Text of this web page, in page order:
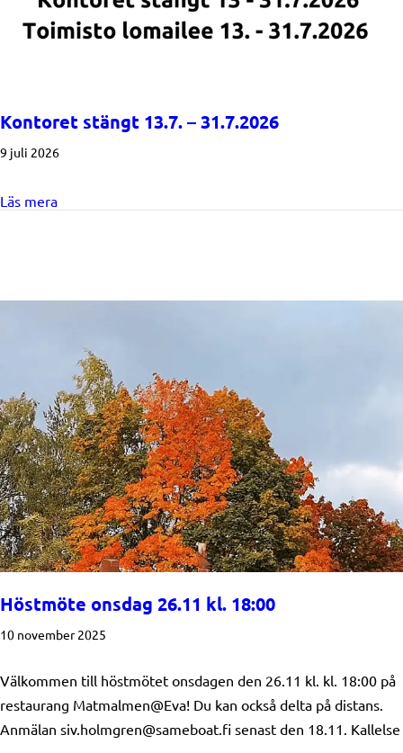
Kontoret stängt 13.7. – 31.7.2026
9 juli 2026
Läs meraabout Kontoret stängt 13.7. – 31.7.2026
Höstmöte onsdag 26.11 kl. 18:00
10 november 2025
Välkommen till höstmötet onsdagen den 26.11 kl. kl. 18:00 på
restaurang Matmalmen@Eva! Du kan också delta på distans.
Anmälan siv.holmgren@sameboat.fi senast den 18.11. Kallelse